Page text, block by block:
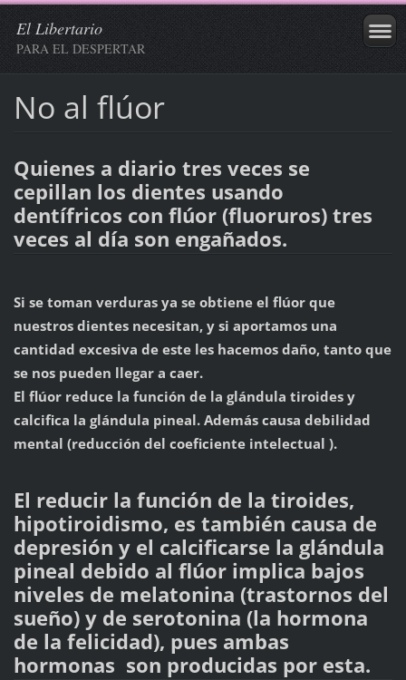
El Libertario
PARA EL DESPERTAR
No al flúor
Quienes a diario tres veces se
cepillan los dientes usando
dentífricos con flúor (fluoruros) tres
veces al día son engañados.
Si se toman verduras ya se obtiene el flúor que
nuestros dientes necesitan, y si aportamos una
cantidad excesiva de este les hacemos daño, tanto que
se nos pueden llegar a caer.
El flúor reduce la función de la glándula tiroides y
calcifica la glándula pineal. Además causa debilidad
mental (reducción del coeficiente intelectual ).
El reducir la función de la tiroides,
hipotiroidismo, es también causa de
depresión y el calcificarse la glándula
pineal debido al flúor implica bajos
niveles de melatonina (trastornos del
sueño) y de serotonina (la hormona
de la felicidad), pues ambas
hormonas son producidas por esta.